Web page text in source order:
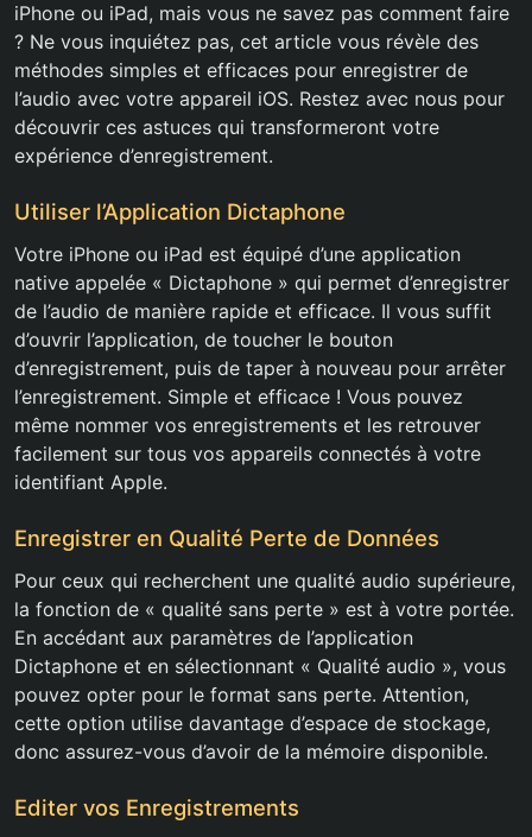
iPhone ou iPad, mais vous ne savez pas comment faire
? Ne vous inquiétez pas, cet article vous révèle des
méthodes simples et efficaces pour enregistrer de
l’audio avec votre appareil iOS. Restez avec nous pour
découvrir ces astuces qui transformeront votre
expérience d’enregistrement.
Utiliser l’Application Dictaphone
Votre iPhone ou iPad est équipé d’une application
native appelée « Dictaphone » qui permet d’enregistrer
de l’audio de manière rapide et efficace. Il vous suffit
d’ouvrir l’application, de toucher le bouton
d’enregistrement, puis de taper à nouveau pour arrêter
l’enregistrement. Simple et efficace ! Vous pouvez
même nommer vos enregistrements et les retrouver
facilement sur tous vos appareils connectés à votre
identifiant Apple.
Enregistrer en Qualité Perte de Données
Pour ceux qui recherchent une qualité audio supérieure,
la fonction de « qualité sans perte » est à votre portée.
En accédant aux paramètres de l’application
Dictaphone et en sélectionnant « Qualité audio », vous
pouvez opter pour le format sans perte. Attention,
cette option utilise davantage d’espace de stockage,
donc assurez-vous d’avoir de la mémoire disponible.
Editer vos Enregistrements